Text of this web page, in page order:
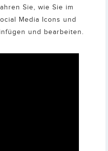
Sie, wie Sie im
Media Icons und
und bearbeiten.